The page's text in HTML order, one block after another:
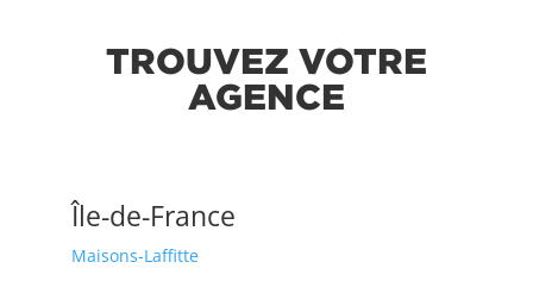
TROUVEZ VOTRE
AGENCE
Île-de-France
Maisons-Laffitte